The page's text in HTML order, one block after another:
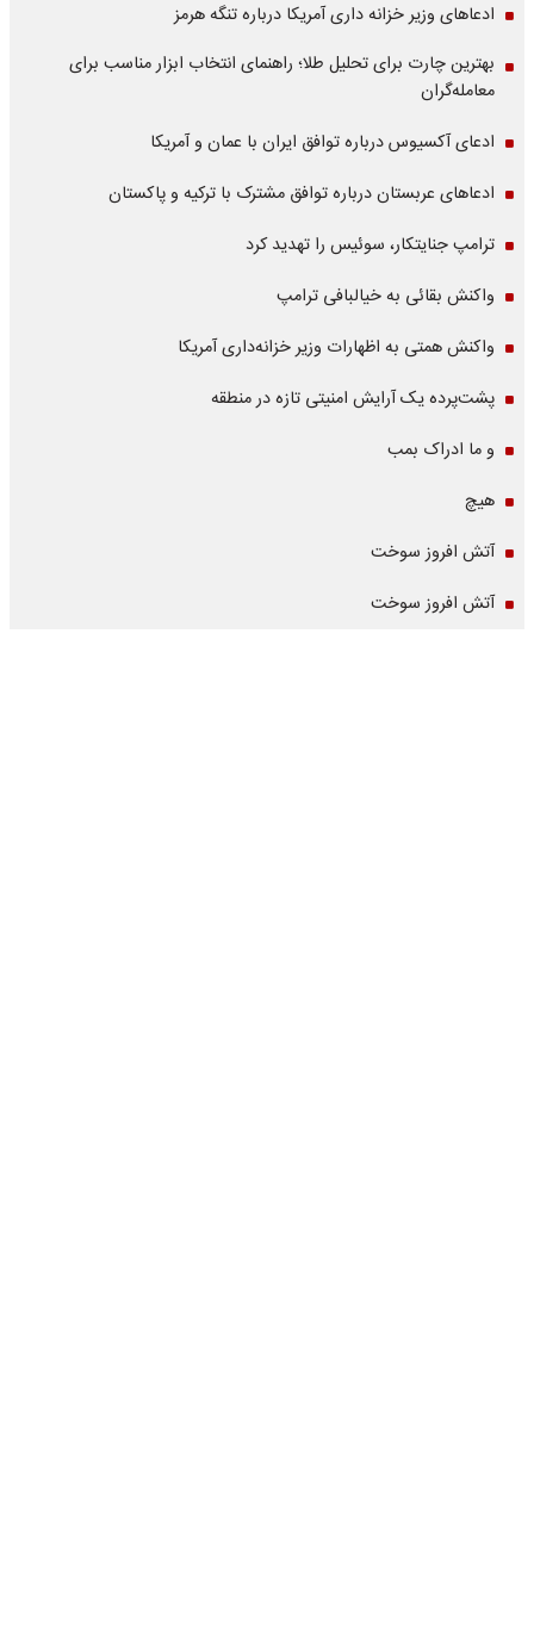
ادعاهای وزیر خزانه داری آمریکا درباره تنگه هرمز
بهترین چارت برای تحلیل طلا؛ راهنمای انتخاب ابزار مناسب برای
معامله‌گران
ادعای آکسیوس درباره توافق ایران با عمان و آمریکا
ادعاهای عربستان درباره توافق مشترک با ترکیه و پاکستان
ترامپ جنایتکار، سوئیس را تهدید کرد
واکنش بقائی به خیالبافی ترامپ
واکنش همتی به اظهارات وزیر خزانه‌داری آمریکا
پشت‌پرده یک آرایش امنیتی تازه در منطقه
و ما ادراک بمب
هیچ
آتش افروز سوخت
آتش افروز سوخت